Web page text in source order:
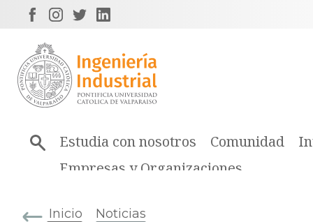
Estudia con nosotros Comunidad
Empresas y Organizaciones
Inicio Noticias